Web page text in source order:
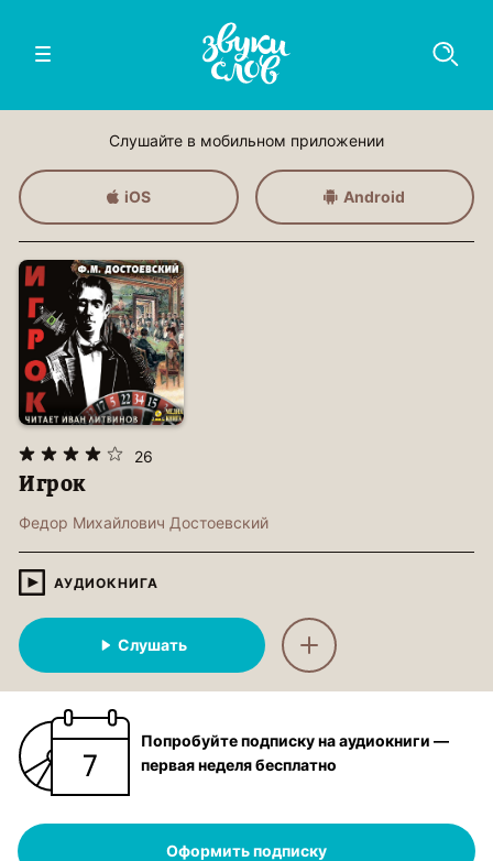
Слушайте в мобильном приложении
iOS Android
26
Игрок
Федор Михайлович Достоевский
АУДИОКНИГА
Слушать
Попробуйте подписку на аудиокниги —
первая неделя бесплатно
Оформить подписку